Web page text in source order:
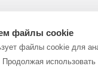
является публичной
информации о
услуг, пожалуйста,
специальной
05
файлы cookie
файлы cookie для
Продолжая использовать